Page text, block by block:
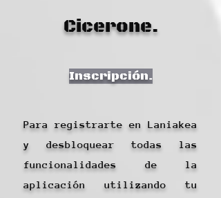
Cicerone.
Inscripción.
Para registrarte en Laniakea
y desbloquear todas las
funcionalidades de la
aplicación utilizando tu